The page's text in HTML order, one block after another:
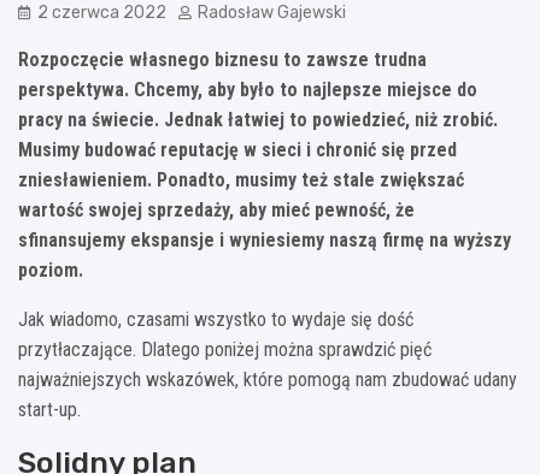
2 czerwca 2022 Radosław Gajewski
Rozpoczęcie własnego biznesu to zawsze trudna
perspektywa. Chcemy, aby było to najlepsze miejsce do
pracy na świecie. Jednak łatwiej to powiedzieć, niż zrobić.
Musimy budować reputację w sieci i chronić się przed
zniesławieniem. Ponadto, musimy też stale zwiększać
wartość swojej sprzedaży, aby mieć pewność, że
sfinansujemy ekspansje i wyniesiemy naszą firmę na wyższy
poziom.
Jak wiadomo, czasami wszystko to wydaje się dość
przytłaczające. Dlatego poniżej można sprawdzić pięć
najważniejszych wskazówek, które pomogą nam zbudować udany
start-up.
Solidny plan